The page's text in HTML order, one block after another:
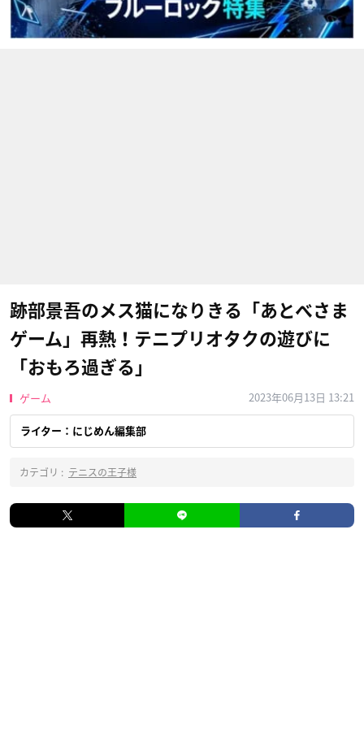
跡部景吾のメス猫になりきる「あとべさま
ゲーム」再熱！テニプリオタクの遊びに
「おもろ過ぎる」
ゲーム 2023年06月13日 13:21
ライター：にじめん編集部
カテゴリ : テニスの王子様